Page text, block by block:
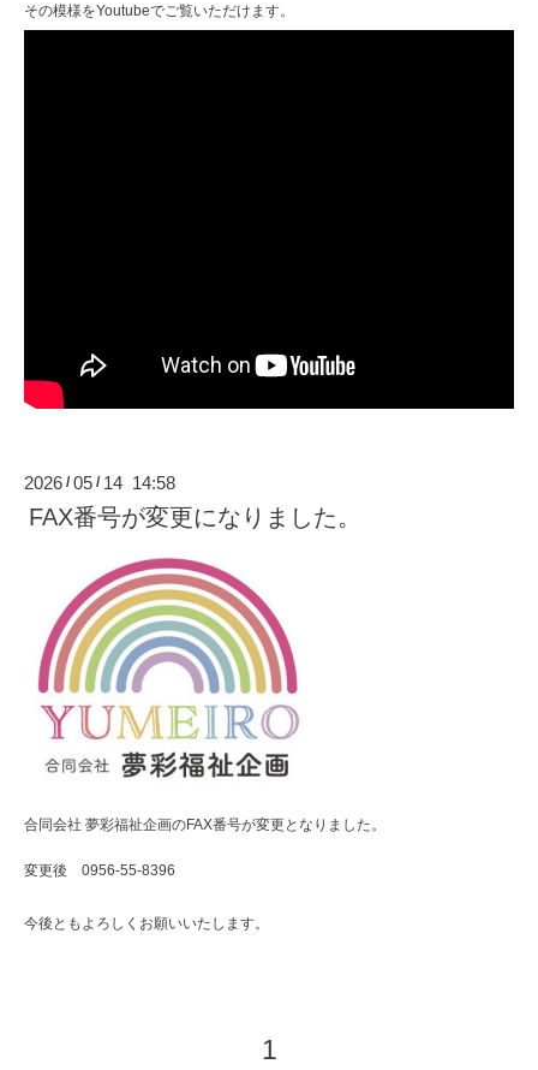
その模様をYoutubeでご覧いただけます。
2026 /05 / 14 14:58
FAX番号が変更になりました。
合同会社 夢彩福祉企画のFAX番号が変更となりました。
変更後 0956-55-8396
今後ともよろしくお願いいたします。
1